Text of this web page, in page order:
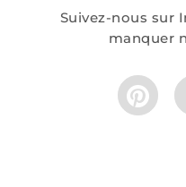
Suivez-nous sur
manquer